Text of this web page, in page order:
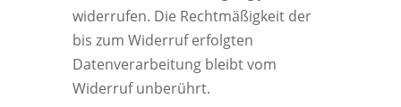
widerrufen. Die Rechtmäßigkeit der
bis zum Widerruf erfolgten
Datenverarbeitung bleibt vom
Widerruf unberührt.